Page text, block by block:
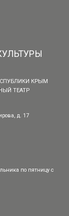
КРЫМ
ТЕАТР
д. 17
по пятницу с